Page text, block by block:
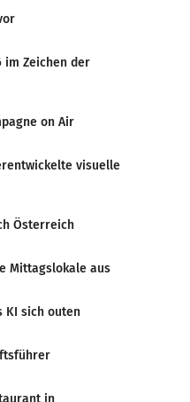
im Zeichen der
on Air
visuelle
Österreich
Mittagslokale aus
KI sich outen
in